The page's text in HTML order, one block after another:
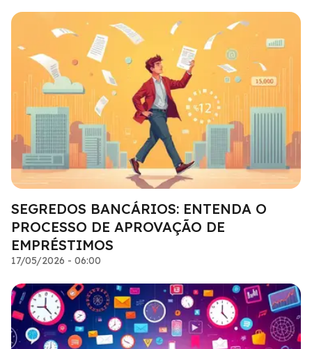
SEGREDOS BANCÁRIOS: ENTENDA O
PROCESSO DE APROVAÇÃO DE
EMPRÉSTIMOS
17/05/2026 - 06:00